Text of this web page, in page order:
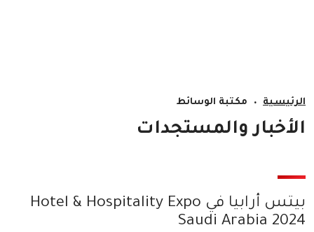
الرئيسية مكتبة الوسائط
الأخبار والمستجدات
بيتس أرابيا في Hotel & Hospitality Expo
Saudi Arabia 2024